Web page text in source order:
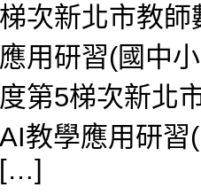
梯次新北市教
應用研習(國中
度第5梯次新北
AI教學應用研習
[…]